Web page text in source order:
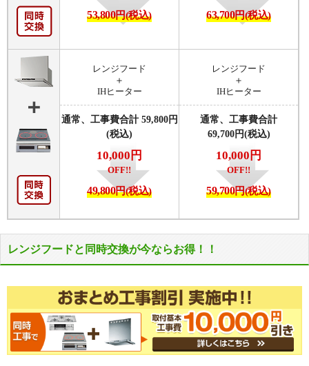
53,800円(税込) 63,700円(税込)
レンジフード
＋
IHヒーター
通常、工事費合計 59,800円
(税込)
10,000円
OFF!!
49,800円(税込)
レンジフード
＋
IHヒーター
通常、工事費合計
69,700円(税込)
10,000円
OFF!!
59,700円(税込)
レンジフードと同時交換が今ならお得！！